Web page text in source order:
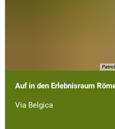
Auf in den Erlebnisraum
Via Belgica